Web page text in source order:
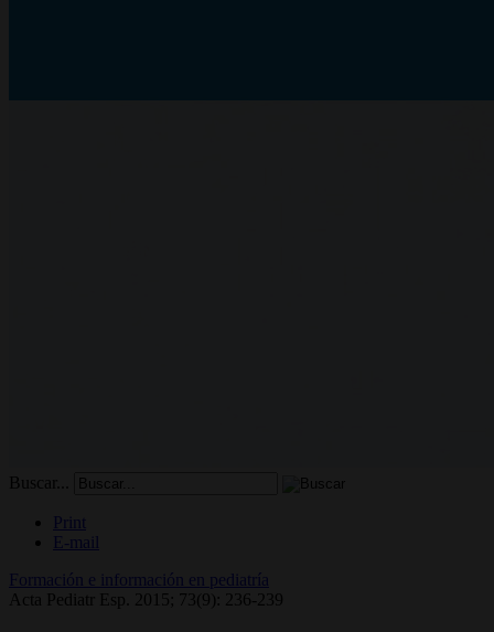
Buscar...
Print
E-mail
Formación e información en pediatría
Acta Pediatr Esp. 2015; 73(9): 236-239